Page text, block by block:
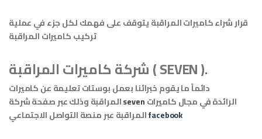
قرار شراءكاميرات المراقبةيتوقف على فهمك لكل جزء في عملية
تركيب كاميرات المراقبة
شركة كاميرات المراقبة ( SEVEN ).
دائماً ما يقوم خبرائنا بعمل بوستات تعليمة عنكاميرات
المراقبةseven الرائدة في مجالكاميرات
المراقبةfacebook